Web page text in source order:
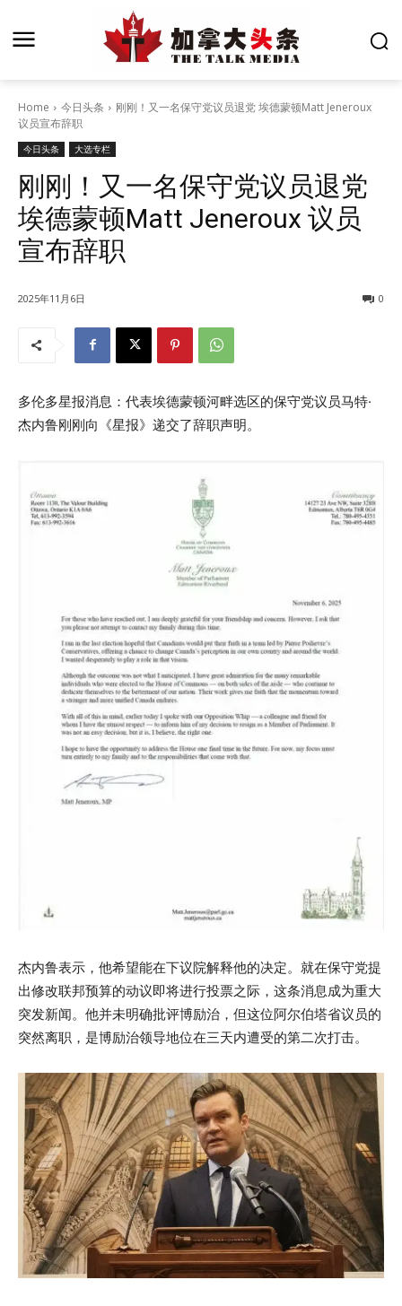
Home 今日头条
刚刚！又一名保守党议员退党 埃德蒙顿Matt Jeneroux
议员宣布辞职
今日头条 大选专栏
刚刚！又一名保守党议员退党
埃德蒙顿Matt Jeneroux 议员
宣布辞职
2025年11月6日 0
多伦多星报消息：代表埃德蒙顿河畔选区的保守党议员马特·
杰内鲁刚刚向《星报》递交了辞职声明。
杰内鲁表示，他希望能在下议院解释他的决定。就在保守党提
出修改联邦预算的动议即将进行投票之际，这条消息成为重大
突发新闻。他并未明确批评博励治，但这位阿尔伯塔省议员的
突然离职，是博励治领导地位在三天内遭受的第二次打击。